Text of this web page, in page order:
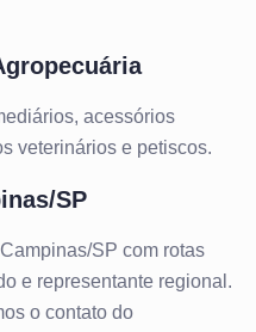
acessórios
veterinários e petiscos.
SP
Campinas/SP com rotas
e representante regional.
o contato do